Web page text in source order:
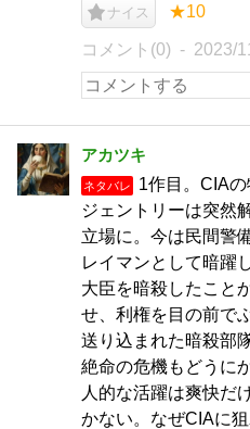
ナイス ★10
コメント(0) 2023/
アカツキ
ネタバレ
1作目。CIA
ジェントリーは突然
立場に。今は民間警
レイマンとして暗躍
大臣を暗殺したこと
せ、利権を目の前で
送り込まれた暗殺部
絶命の危機もどうに
人的な活躍は爽快だ
かない。なぜCIAに